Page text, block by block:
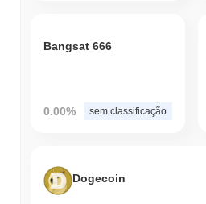
Bangsat 666
0.00% sem classificação
Dogecoin